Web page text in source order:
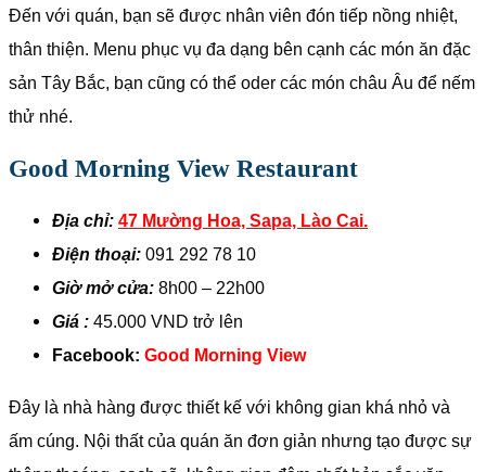
Đến với quán, bạn sẽ được nhân viên đón tiếp nồng nhiệt,
thân thiện. Menu phục vụ đa dạng bên cạnh các món ăn đặc
sản Tây Bắc, bạn cũng có thể oder các món châu Âu để nếm
thử nhé.
Good Morning View Restaurant
Địa chỉ: 47 Mường Hoa, Sapa, Lào Cai.
Điện thoại: 091 292 78 10
Giờ mở cửa: 8h00 – 22h00
Giá : 45.000 VND trở lên
Facebook: Good Morning View
Đây là nhà hàng được thiết kế với không gian khá nhỏ và
ấm cúng. Nội thất của quán ăn đơn giản nhưng tạo được sự